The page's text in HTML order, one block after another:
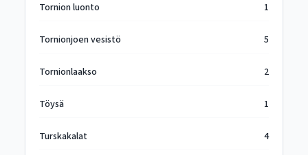
Tornion luonto 1
Tornionjoen vesistö 5
Tornionlaakso 2
Töysä 1
Turskakalat 4